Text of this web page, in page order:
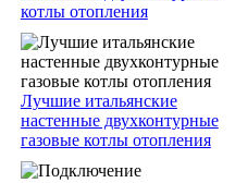
котлы отопления
Лучшие итальянские
настенные двухконтурные
газовые котлы отопления